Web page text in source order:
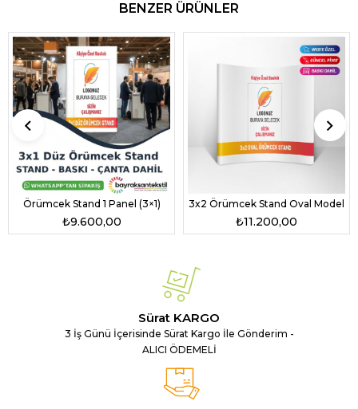
BENZER ÜRÜNLER
Örümcek Stand 1 Panel (3×1)
₺9.600,00
3x2 Örümcek Stand Oval Model
₺11.200,00
Sürat KARGO
3 İş Günü İçerisinde Sürat Kargo İle Gönderim -
ALICI ÖDEMELİ